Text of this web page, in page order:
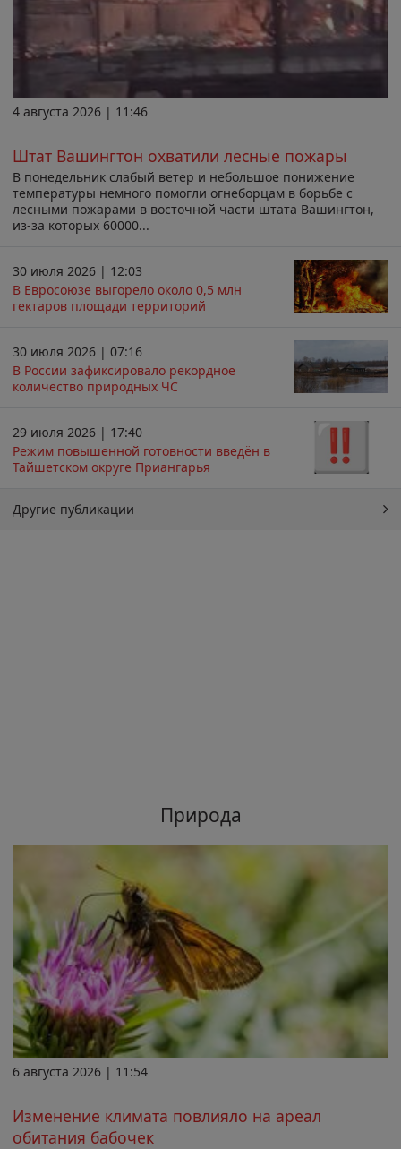
4 августа 2026 | 11:46
Штат Вашингтон охватили лесные пожары
В понедельник слабый ветер и небольшое понижение
температуры немного помогли огнеборцам в борьбе с
лесными пожарами в восточной части штата Вашингтон,
из-за которых 60000...
30 июля 2026 | 12:03
В Евросоюзе выгорело около 0,5 млн
гектаров площади территорий
30 июля 2026 | 07:16
В России зафиксировало рекордное
количество природных ЧС
29 июля 2026 | 17:40
Режим повышенной готовности введён в
Тайшетском округе Приангарья
Другие публикации
Природа
6 августа 2026 | 11:54
Изменение климата повлияло на ареал
обитания бабочек